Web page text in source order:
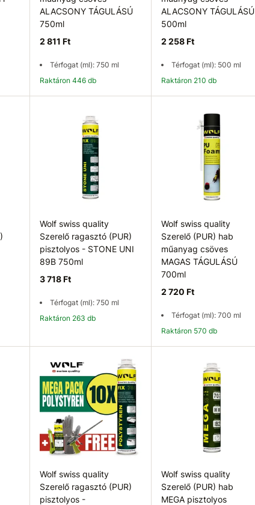
ALACSONY TÁGULÁSÚ
750ml
2 811 Ft
Térfogat (ml): 750 ml
Raktáron 446 db
ALACSONY TÁGULÁSÚ
500ml
2 258 Ft
Térfogat (ml): 500 ml
Raktáron 210 db
Wolf swiss quality
Szerelő ragasztó (PUR)
pisztolyos - STONE UNI
89B 750ml
3 718 Ft
Térfogat (ml): 750 ml
Raktáron 263 db
Kosárba
Wolf swiss quality
Szerelő (PUR) hab
műanyag csöves
MAGAS TÁGULÁSÚ
700ml
2 720 Ft
Térfogat (ml): 700 ml
Raktáron 570 db
Wolf swiss quality
Szerelő ragasztó (PUR)
pisztolyos -
Wolf swiss quality
Szerelő (PUR) hab
MEGA pisztolyos